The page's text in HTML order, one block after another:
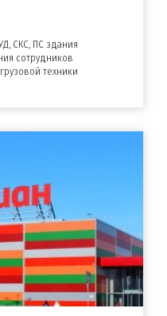
СКС, ПС здания
сотрудников
техники